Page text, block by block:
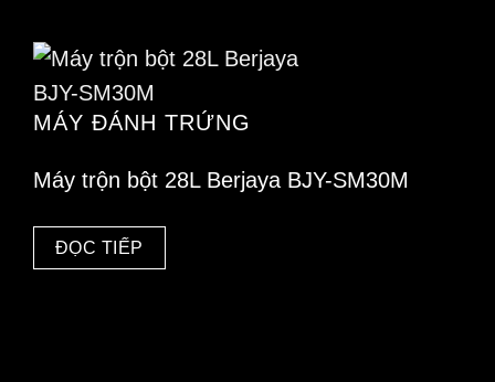
MÁY ĐÁNH TRỨNG
Máy trộn bột 28L Berjaya BJY-SM30M
ĐỌC TIẾP